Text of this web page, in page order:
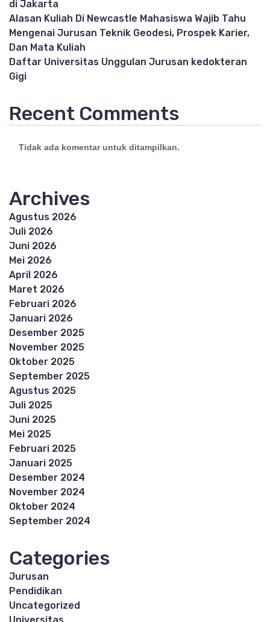
di Jakarta
Alasan Kuliah Di Newcastle Mahasiswa Wajib Tahu
Mengenai Jurusan Teknik Geodesi, Prospek Karier,
Dan Mata Kuliah
Daftar Universitas Unggulan Jurusan kedokteran
Gigi
Recent Comments
Tidak ada komentar untuk ditampilkan.
Archives
Agustus 2026
Juli 2026
Juni 2026
Mei 2026
April 2026
Maret 2026
Februari 2026
Januari 2026
Desember 2025
November 2025
Oktober 2025
September 2025
Agustus 2025
Juli 2025
Juni 2025
Mei 2025
Februari 2025
Januari 2025
Desember 2024
November 2024
Oktober 2024
September 2024
Categories
Jurusan
Pendidikan
Uncategorized